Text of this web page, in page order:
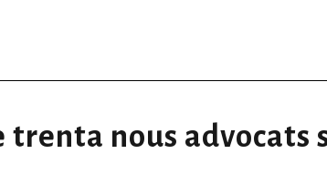
trenta nous advocats